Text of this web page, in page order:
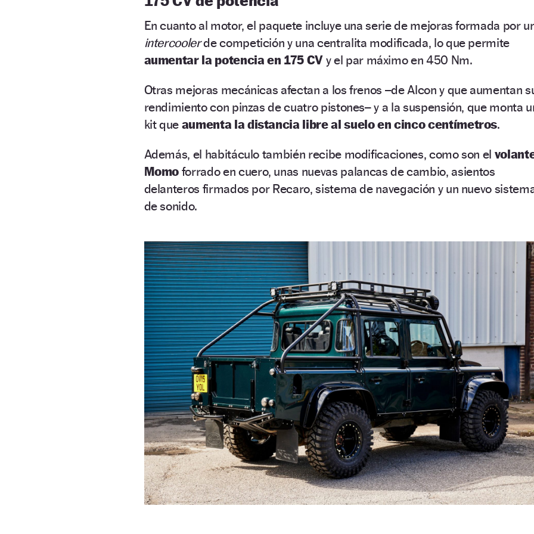
En cuanto al motor, el paquete incluye una serie de mejoras formada por
intercoolerde competición y una centralita modificada, lo que permite
aumentar la potencia en 175 CV y el par máximo en 450 Nm.
Otras mejoras mecánicas afectan a los frenos –de Alcon y que aumentan
rendimiento con pinzas de cuatro pistones– y a la suspensión, que monta
kit que aumenta la distancia libre al suelo en cinco centímetros.
Además, el habitáculo también recibe modificaciones, como son el
Momo forrado en cuero, unas nuevas palancas de cambio, asientos
delanteros firmados por Recaro, sistema de navegación y un nuevo
de sonido.